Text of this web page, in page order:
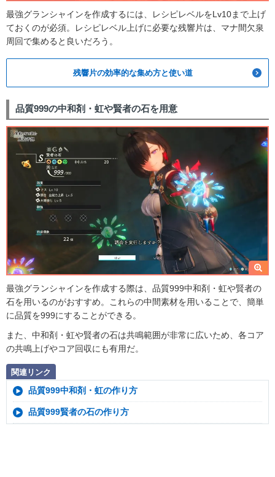
最強グランシャインを作成するには、レシピレベルをLv10まで上げ
ておくのが必須。レシピレベル上げに必要な残響片は、マナ間欠泉
周回で集めると良いだろう。
残響片の効率的な集め方と使い道
品質999の中和剤・虹や賢者の石を用意
最強グランシャインを作成する際は、品質999中和剤・虹や賢者の
石を用いるのがおすすめ。これらの中間素材を用いることで、簡単
に品質を999にすることができる。
また、中和剤・虹や賢者の石は共鳴範囲が非常に広いため、各コア
の共鳴上げやコア回収にも有用だ。
関連リンク
品質999中和剤・虹の作り方
品質999賢者の石の作り方